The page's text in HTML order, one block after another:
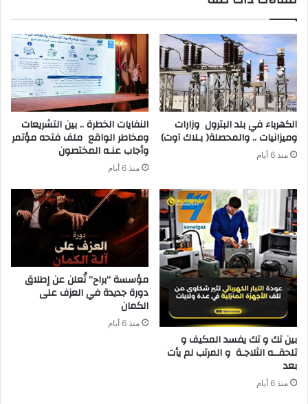
‬وميزانيات‭ .. ‬والمحصلة‭ )‬بـلاك‭ ‬آوت)
منذ 6 أيام ‬وأجاب‭ ‬عنـه‭ ‬المختصون
منذ 6 أيام
‬بعد‭ ‬
منذ 6 أيام
مؤسسة “براح” تُعلن عن إطلاق
دورة جديدة في العزف على
الكمان
منذ 6 أيام